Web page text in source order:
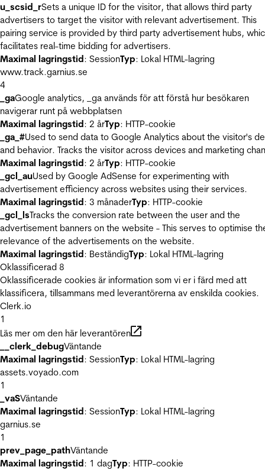
u_scsid_rSets a unique ID for the visitor, that allows third party
advertisers to target the visitor with relevant advertisement. This
pairing service is provided by third party advertisement hubs,
facilitates real-time bidding for advertisers.
Maximal lagringstid: SessionTyp: Lokal HTML-lagring
www.track.garnius.se
4
_gaGoogle analytics, _ga används för att förstå hur besökaren
navigerar runt på webbplatsen
Maximal lagringstid: 2 årTyp: HTTP-cookie
_ga_#Used to send data to Google Analytics about the visitor's
and behavior. Tracks the visitor across devices and marketing
Maximal lagringstid: 2 årTyp: HTTP-cookie
_gcl_auUsed by Google AdSense for experimenting with
advertisement efficiency across websites using their services.
Maximal lagringstid: 3 månaderTyp: HTTP-cookie
_gcl_lsTracks the conversion rate between the user and the
advertisement banners on the website - This serves to optimise
relevance of the advertisements on the website.
Maximal lagringstid: BeständigTyp: Lokal HTML-lagring
Oklassificerad 8
Oklassificerade cookies är information som vi er i färd med att
klassificera, tillsammans med leverantörerna av enskilda cookies.
Clerk.io
1
Läs mer om den här leverantören
__clerk_debugVäntande
Maximal lagringstid: SessionTyp: Lokal HTML-lagring
assets.voyado.com
1
_vaSVäntande
Maximal lagringstid: SessionTyp: Lokal HTML-lagring
garnius.se
1
prev_page_pathVäntande
Maximal lagringstid: 1 dagTyp: HTTP-cookie